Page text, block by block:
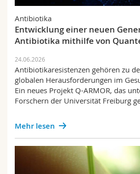
Antibiotika
Entwicklung einer neuen
Antibiotika mithilfe von
24.06.2026
Antibiotikaresistenzen gehören zu
globalen Herausforderungen im
Ein neues Projekt Q-ARMOR, das
Forschern der Universität Freiburg
Mehr lesen